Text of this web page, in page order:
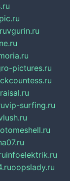
vgurin.ru
pictures.ru
vip-surfing.ru
infoelektrik.ru
oopslady.ru